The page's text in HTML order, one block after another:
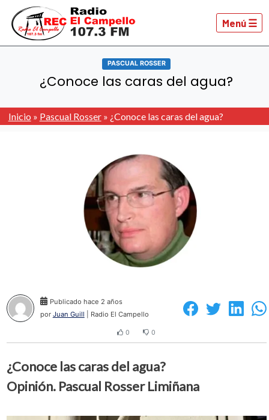
Menú ☰
PASCUAL ROSSER
¿Conoce las caras del agua?
Inicio » Pascual Rosser» ¿Conoce las caras del agua?
Publicado hace 2 años
por Juan Guill | Radio El Campello
0 0
¿Conoce las caras del agua?
Opinión. Pascual Rosser Limiñana